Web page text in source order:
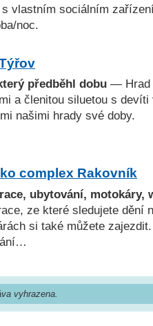
s vlastním sociálním
noc.
předběhl dobu — Hrad
a členitou siluetou s
našimi hrady své doby.
complex Rakovník
ubytování, motokáry,
ze které sledujete dění
si také můžete
vyhrazena.